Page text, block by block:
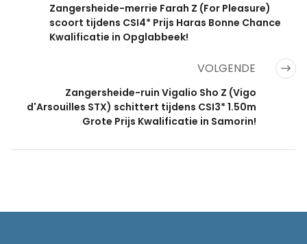
Zangersheide-merrie Farah Z (For Pleasure)
scoort tijdens CSI4* Prijs Haras Bonne Chance
Kwalificatie in Opglabbeek!
VOLGENDE
Zangersheide-ruin Vigalio Sho Z (Vigo
d'Arsouilles STX) schittert tijdens CSI3* 1.50m
Grote Prijs Kwalificatie in Samorin!